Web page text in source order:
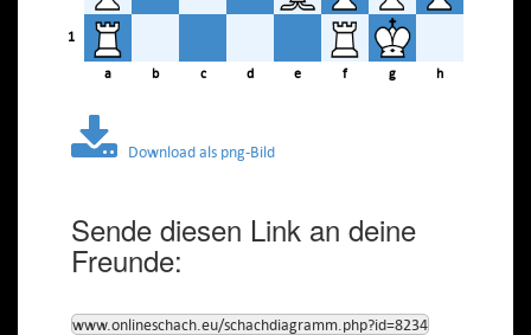
1
a b c d e f g h
Download als png-Bild
Sende diesen Link an deine
Freunde:
www.onlineschach.eu/schachdiagramm.php?id=8234